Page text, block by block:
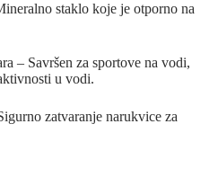
staklo koje je otporno na
– Savršen za sportove na vodi,
u vodi.
zatvaranje narukvice za